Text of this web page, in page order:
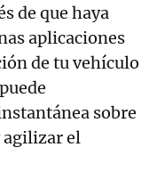
de que haya
aplicaciones
de tu vehículo
sobre
agilizar el